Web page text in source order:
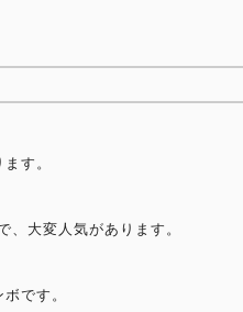
す。
、大変人気があります。
です。